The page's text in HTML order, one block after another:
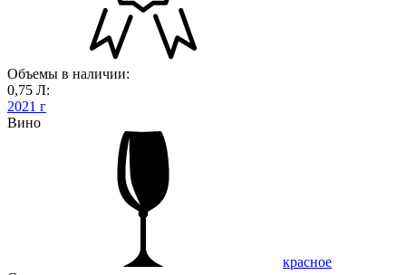
Объемы в наличии:
0,75 Л:
2021 г
Вино
красное